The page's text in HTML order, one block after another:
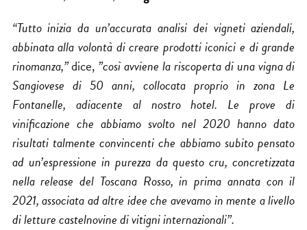
“Tutto inizia da un’accurata analisi dei vigneti aziendali,
abbinata alla volontà di creare prodotti iconici e di grande
rinomanza,”dice, ”così avviene la riscoperta di una vigna di
Sangiovese di 50 anni, collocata proprio in zona Le
Fontanelle, adiacente al nostro hotel. Le prove di
vinificazione che abbiamo svolto nel 2020 hanno dato
risultati talmente convincenti che abbiamo subito pensato
ad un’espressione in purezza da questo cru, concretizzata
nella release del Toscana Rosso, in prima annata con il
2021, associata ad altre idee che avevamo in mente a livello
di letture castelnovine di vitigni internazionali”.